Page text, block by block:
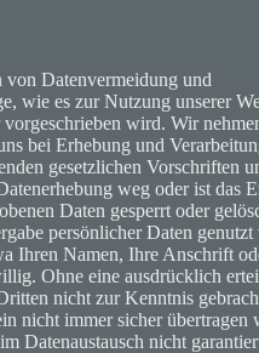
von Datenvermeidung und
wie es zur Nutzung unserer
wird. Wir
bei Erhebung und
gesetzlichen Vorschriften
weg oder ist das
Daten gesperrt oder
persönlicher Daten genutzt
Ihren Namen, Ihre Anschrift
Ohne eine ausdrücklich
nicht zur Kenntnis
nicht immer sicher übertragen
Datenaustausch nicht